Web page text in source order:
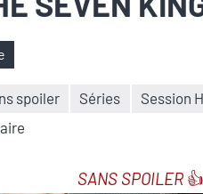
spoiler Séries Session